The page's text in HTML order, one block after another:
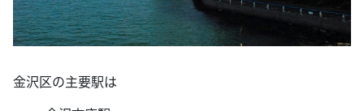
金沢区の主要駅は